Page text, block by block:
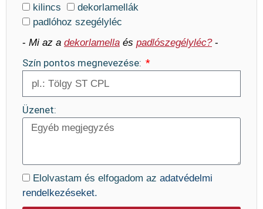
kilincs
dekorlamellák
padlóhoz szegélyléc
- Mi az a dekorlamella és padlószegélyléc?-
Szín pontos megnevezése:
Üzenet:
Elolvastam és elfogadom az adatvédelmi
rendelkezéseket.